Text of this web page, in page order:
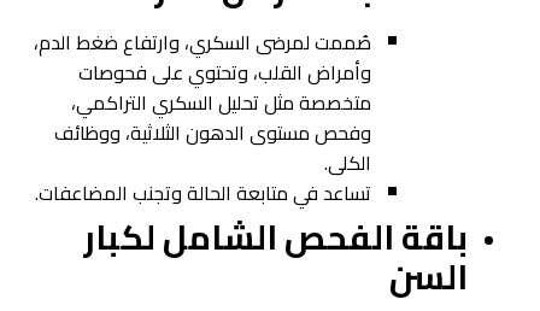
صُممت لمرضى السكري، وارتفاع ضغط الدم،
وأمراض القلب، وتحتوي على فحوصات
متخصصة مثل تحليل السكري التراكمي،
وفحص مستوى الدهون الثلاثية، ووظائف
الكلى.
تساعد في متابعة الحالة وتجنب المضاعفات.
باقة الفحص الشامل لكبار
السن